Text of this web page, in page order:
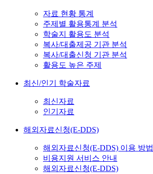
자료 현황 통계
주제별 활용통계 분석
학술지 활용도 분석
복사/대출제공 기관 분석
복사/대출신청 기관 분석
활용도 높은 주제
최신/인기 학술자료
최신자료
인기자료
해외자료신청(E-DDS)
해외자료신청(E-DDS) 이용 방법
비용지원 서비스 안내
해외자료신청(E-DDS)